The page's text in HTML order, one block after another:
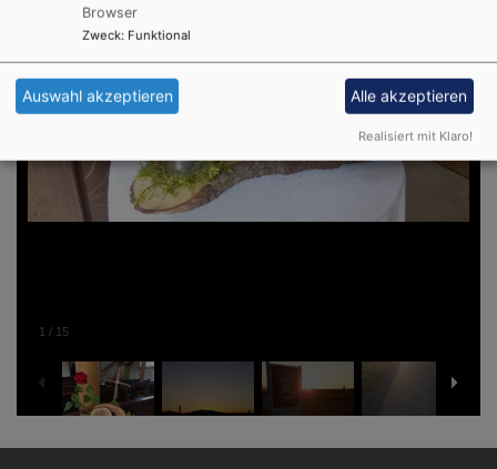
1 / 15
Browser
Zweck: Funktional
Auswahl akzeptieren Alle akzeptieren
Realisiert mit Klaro!